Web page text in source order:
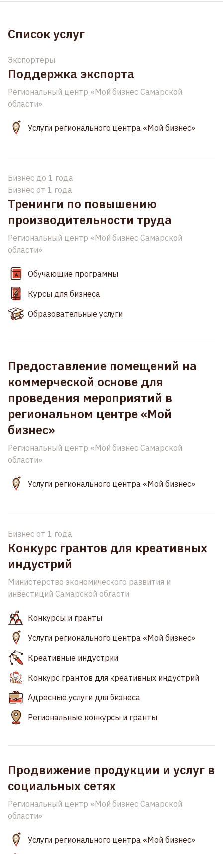
Список услуг
Экспортеры
Поддержка экспорта
Региональный центр «Мой бизнес Самарской
области»
Услуги регионального центра «Мой бизнес»
Бизнес до 1 года
Бизнес от 1 года
Тренинги по повышению
производительности труда
Региональный центр «Мой бизнес Самарской
области»
Обучающие программы
Курсы для бизнеса
Образовательные услуги
Предоставление помещений на
коммерческой основе для
проведения мероприятий в
региональном центре «Мой
бизнес»
Региональный центр «Мой бизнес Самарской
области»
Услуги регионального центра «Мой бизнес»
Бизнес от 1 года
Конкурс грантов для креативных
индустрий
Министерство экономического развития и
инвестиций Самарской области
Конкурсы и гранты
Услуги регионального центра «Мой бизнес»
Креативные индустрии
Конкурс грантов для креативных индустрий
Адресные услуги для бизнеса
Региональные конкурсы и гранты
Продвижение продукции и услуг в
социальных сетях
Региональный центр «Мой бизнес Самарской
области»
Услуги регионального центра «Мой бизнес»